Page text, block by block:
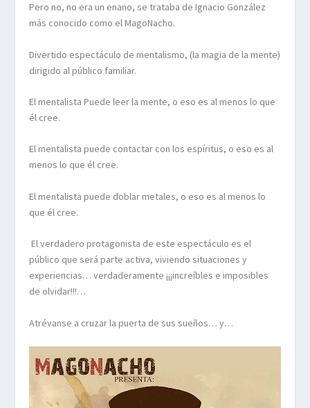
Pero no, no era un enano, se trataba de Ignacio González
más conocido como el MagoNacho.
Divertido espectáculo de mentalismo, (la magia de la mente)
dirigido al público familiar.
El mentalista Puede leer la mente, o eso es al menos lo que
él cree.
El mentalista puede contactar con los espíritus, o eso es al
menos lo que él cree.
El mentalista puede doblar metales, o eso es al menos lo
que él cree.
El verdadero protagonista de este espectáculo es el
público que será parte activa, viviendo situaciones y
experiencias… verdaderamente ¡¡¡increíbles e imposibles
de olvidar!!!…
Atrévanse a cruzar la puerta de sus sueños… y…